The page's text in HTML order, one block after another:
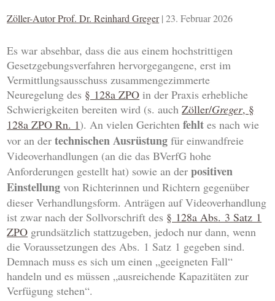
Zöller-Autor Prof. Dr. Reinhard Greger |23. Februar 2026
Es war absehbar, dass die aus einem hochstrittigen
Gesetzgebungsverfahren hervorgegangene, erst im
Vermittlungsausschuss zusammengezimmerte
Neuregelung des § 128a ZPO in der Praxis erhebliche
Schwierigkeiten bereiten wird (s. auchZöller/Greger, §
128a ZPO Rn. 1). An vielen Gerichtenfehlt es nach wie
vor an dertechnischen Ausrüstung für einwandfreie
Videoverhandlungen (an die das BVerfG hohe
Anforderungen gestellt hat) sowie an derpositiven
Einstellung von Richterinnen und Richtern gegenüber
dieser Verhandlungsform. Anträgen auf Videoverhandlung
ist zwar nach der Sollvorschrift des § 128a Abs. 3 Satz 1
ZPO grundsätzlich stattzugeben, jedoch nur dann, wenn
die Voraussetzungen des Abs. 1 Satz 1 gegeben sind.
Demnach muss es sich um einen „geeigneten Fall“
handeln und es müssen „ausreichende Kapazitäten zur
Verfügung stehen“.